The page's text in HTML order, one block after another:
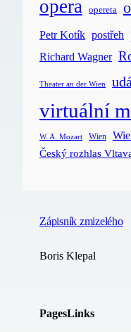
opera opereta
Petr Kotík postřeh
Richard Wagner
Theater an der Wien
virtuální
W. A. Mozart Wien
Český rozhlas
Zápisník zmizelého
Boris Klepal
PagesLinks